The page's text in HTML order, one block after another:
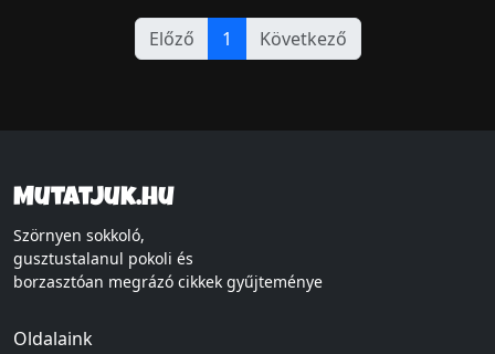
Előző 1 Következő
Mutatjuk.hu
Szörnyen sokkoló,
gusztustalanul pokoli és
borzasztóan megrázó cikkek gyűjteménye
Oldalaink